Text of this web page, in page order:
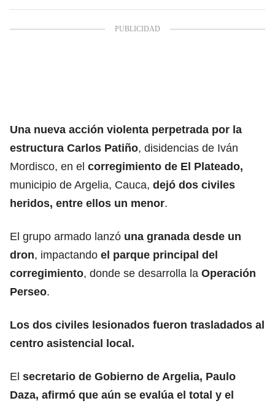
Una nueva acción violenta perpetrada por la
estructura Carlos Patiño, disidencias de Iván
Mordisco, en el corregimiento de El Plateado,
municipio de Argelia, Cauca, dejó dos civiles
heridos, entre ellos un menor.
El grupo armado lanzó una granada desde un
dron, impactando el parque principal del
corregimiento, donde se desarrolla la Operación
Perseo.
Los dos civiles lesionados fueron trasladados al
centro asistencial local.
El secretario de Gobierno de Argelia, Paulo
Daza, afirmó que aún se evalúa el total y el